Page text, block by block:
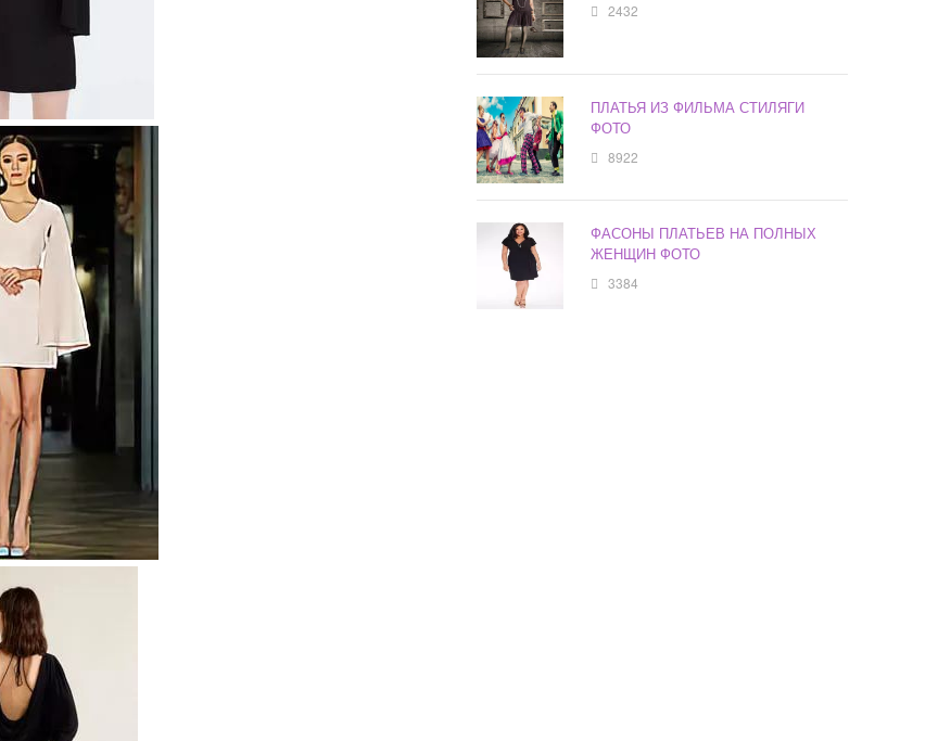
2432
ПЛАТЬЯ ИЗ ФИЛЬМА СТИЛЯГИ
ФОТО
8922
ФАСОНЫ ПЛАТЬЕВ НА ПОЛНЫХ
ЖЕНЩИН ФОТО
3384